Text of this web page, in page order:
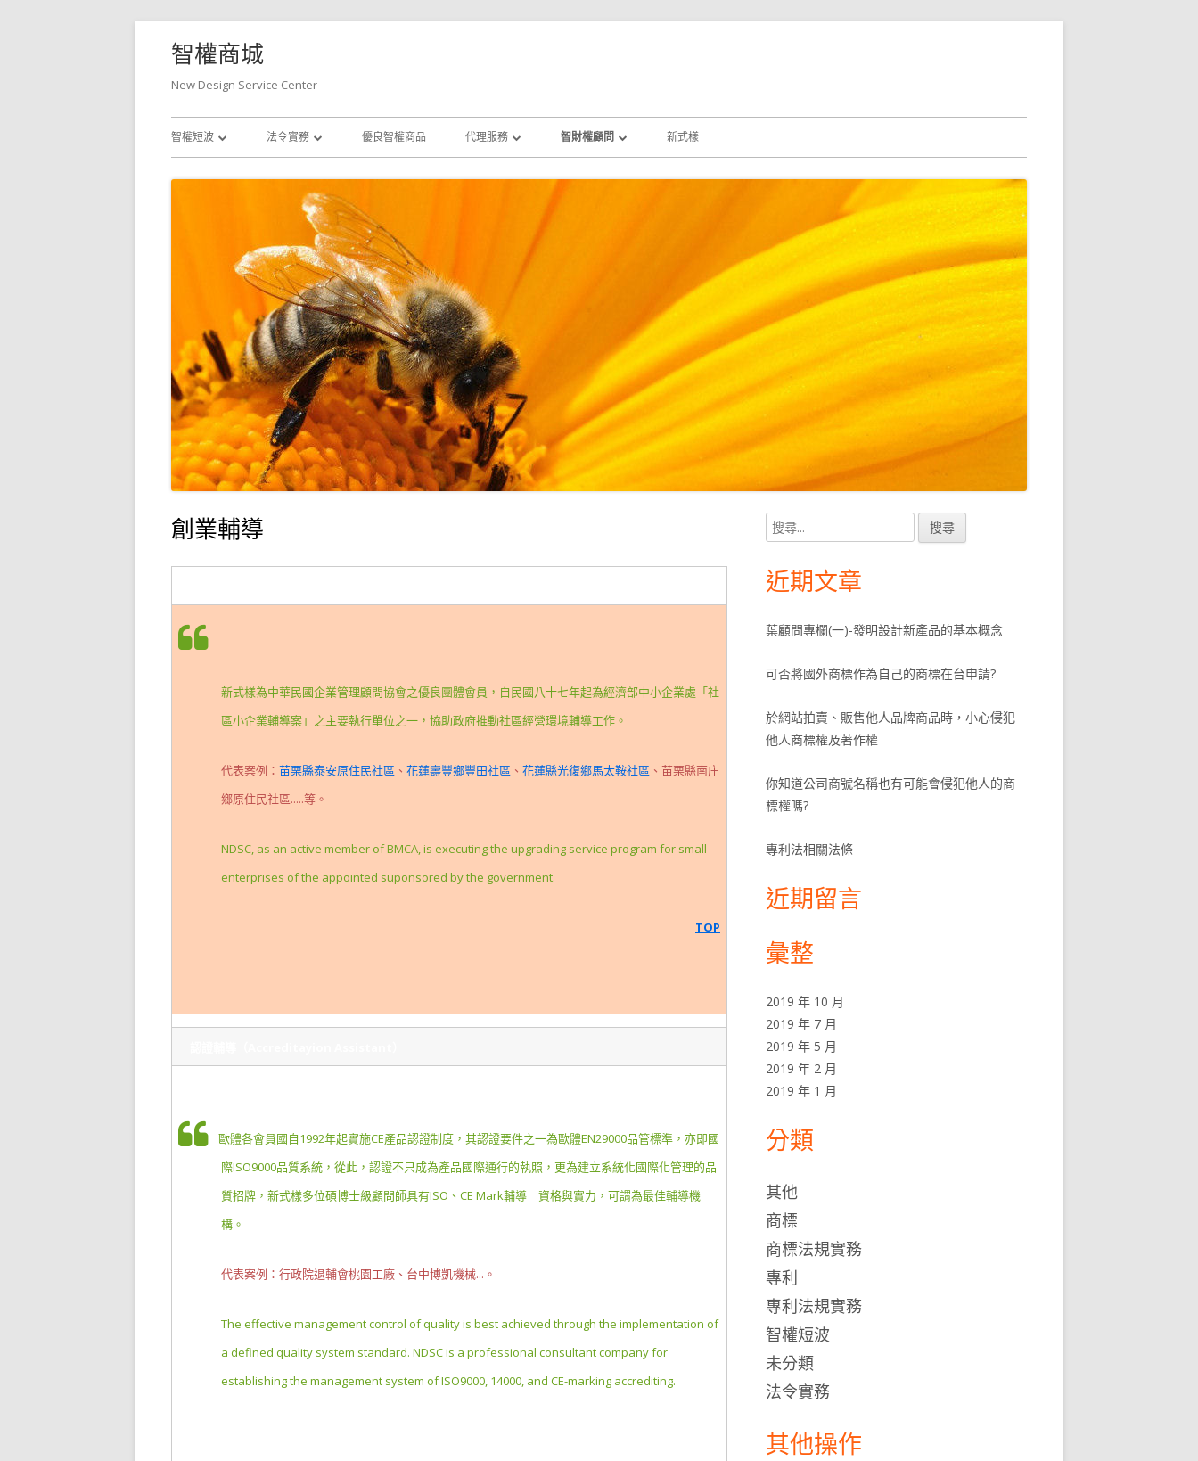
智權商城
New Design Service Center
Primary
Menu
智權短波 法令實務
專利法規實務
著作權法規實務
優良智權商品 代理服務 智財權顧問 新式樣
創業輔導
新式樣為中華民國企業管理顧問協會之優良團體會員，自民國八十七年起為經濟部中小企業處「社
區小企業輔導案」之主要執行單位之一，協助政府推動社區經營環境輔導工作。
代表案例： 苗栗縣泰安原住民社區 、 花蓮壽豐鄉豐田社區 、 花蓮縣光復鄉馬太鞍社區 、苗栗縣南庄
鄉原住民社區.....等。
NDSC, as an active member of BMCA, is executing the upgrading service program for small
enterprises of the appointed suponsored by the government.
TOP
歐體各會員國自1992年起實施CE產品認證制度，其認證要件之一為歐體EN29000品管標準，亦即國
際ISO9000品質系統，從此，認證不只成為產品國際通行的執照，更為建立系統化國際化管理的品
質招牌，新式樣多位碩博士級顧問師具有ISO、CE Mark輔導 資格與實力，可謂為最佳輔導機
構。
代表案例：行政院退輔會桃園工廠、台中博凱機械...。
The effective management control of quality is best achieved through the implementation of
a defined quality system standard. NDSC is a professional consultant company for
establishing the management system of ISO9000, 14000, and CE-marking accrediting.
Main
Sidebar
搜
尋
關
鍵
近期文章
葉顧問專欄(一)-發明設計新產品的基本概念
可否將國外商標作為自己的商標在台申請?
於網站拍賣、販售他人品牌商品時，小心侵犯
他人商標權及著作權
你知道公司商號名稱也有可能會侵犯他人的商
標權嗎?
專利法相關法條
近期留言
彙整
2019 年 10 月
2019 年 7 月
2019 年 5 月
2019 年 2 月
2019 年 1 月
分類
其他
商標
商標法規實務
專利
專利法規實務
智權短波
未分類
法令實務
其他操作